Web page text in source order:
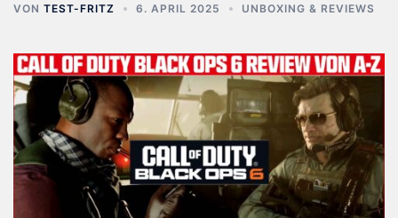
VON TEST-FRITZ 6. APRIL 2025 UNBOXING & REVIEWS